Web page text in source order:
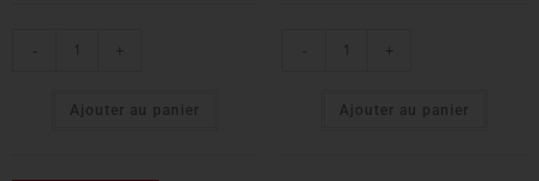
- +
Ajouter au panier
- +
Ajouter au panier